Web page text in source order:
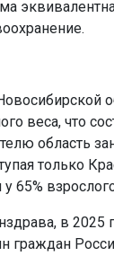
веса, что
область
только
65%
в 2025
граждан